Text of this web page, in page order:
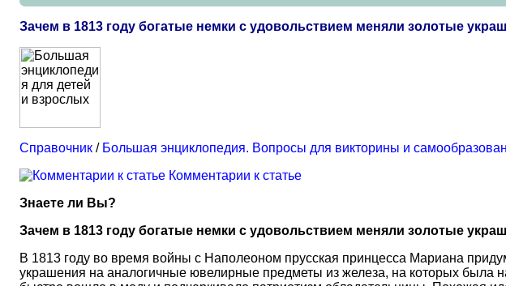
Зачем в 1813 году богатые немки с удовольствием меняли золотые
Справочник / Большая энциклопедия. Вопросы для викторины и
Комментарии к статье
Знаете ли Вы?
Зачем в 1813 году богатые немки с удовольствием меняли золотые
В 1813 году во время войны с Наполеоном прусская принцесса Мариана
украшения на аналогичные ювелирные предметы из железа, на которых была